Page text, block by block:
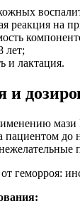
реакция на
лет;
и лактация.
и
мази
пациентом до